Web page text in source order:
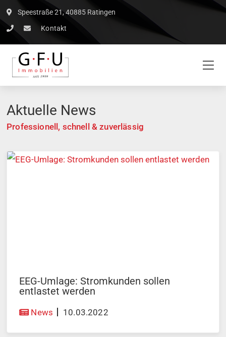
Speestraße 21, 40885 Ratingen
Kontakt
Aktuelle News
Professionell, schnell & zuverlässig
EEG-Umlage: Stromkunden sollen
entlastet werden
News 10.03.2022